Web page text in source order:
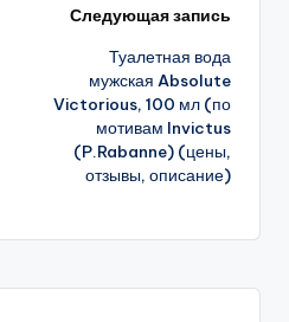
Следующая запись
Туалетная вода
мужская Absolute
Victorious, 100 мл (по
мотивам Invictus
(P.Rabanne) (цены,
отзывы, описание)